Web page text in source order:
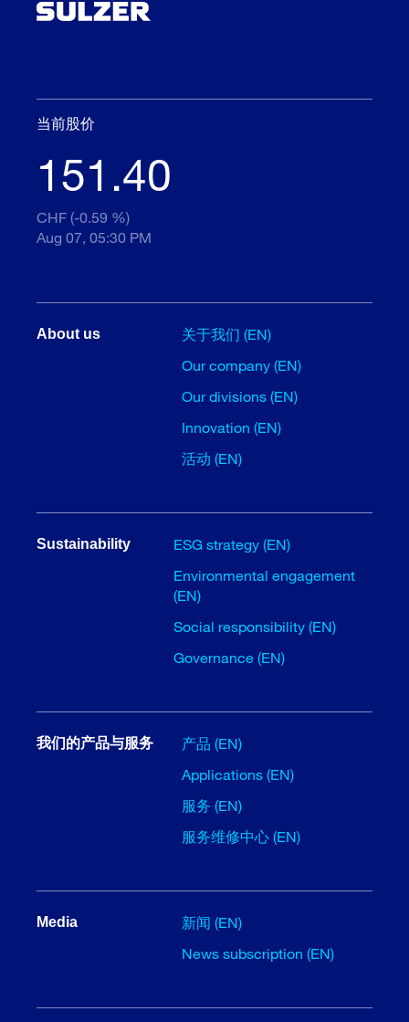
当前股价
151.40
CHF (-0.59 %)
Aug 07, 05:30 PM
About us
关于我们 (EN)
Our company (EN)
Our divisions (EN)
Innovation (EN)
活动 (EN)
Sustainability
ESG strategy (EN)
Environmental engagement
(EN)
Social responsibility (EN)
Governance (EN)
我们的产品与服务
产品 (EN)
Applications (EN)
服务 (EN)
服务维修中心 (EN)
Media
新闻 (EN)
News subscription (EN)